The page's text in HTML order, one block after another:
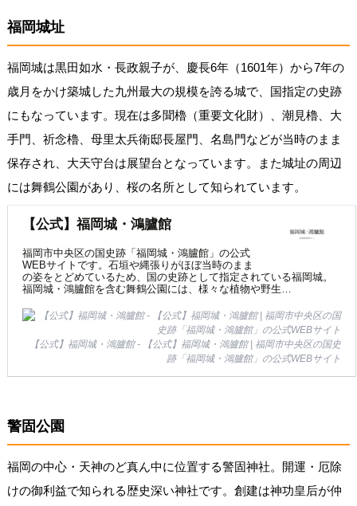
福岡城址
福岡城は黒田如水・長政親子が、慶長6年（1601年）から7年の
歳月をかけ築城した九州最大の規模を誇る城で、国指定の史跡
にもなっています。現在は多聞櫓（重要文化財）、潮見櫓、大
手門、祈念櫓、母里太兵衛邸長屋門、名島門などが当時のまま
保存され、大天守台は展望台となっています。また城址の周辺
には舞鶴公園があり、桜の名所として知られています。
【公式】福岡城・鴻臚館
福岡市中央区の国史跡「福岡城・鴻臚館」の公式
WEBサイトです。石垣や縄張りがほぼ当時のまま
の姿をとどめているため、国の史跡として指定されている福岡城。
福岡城・鴻臚館を含む舞鶴公園には、様々な植物や野生…
【公式】福岡城・鴻臚館 - 【公式】福岡城・鴻臚館 | 福岡市中央区の国史
跡「福岡城・鴻臚館」の公式WEBサイト
警固公園
福岡の中心・天神のど真ん中に位置する警固神社。開運・厄除
けの御利益で知られる歴史深い神社です。創建は神功皇后が仲